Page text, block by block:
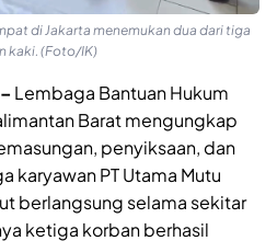
di Jakarta menemukan dua dari tiga
kaki. (Foto/IK)
Lembaga Bantuan Hukum
Barat mengungkap
penyiksaan, dan
karyawan PT Utama Mutu
berlangsung selama sekitar
ketiga korban berhasil